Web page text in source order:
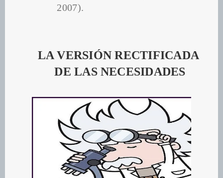
2007).
LA VERSIÓN RECTIFICADA
DE LAS NECESIDADES